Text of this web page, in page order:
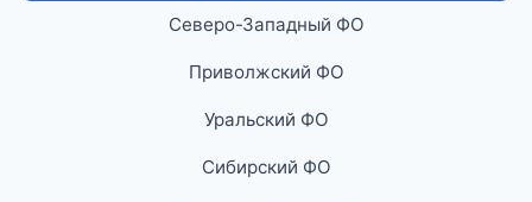
Северо-Западный ФО
Приволжский ФО
Уральский ФО
Сибирский ФО